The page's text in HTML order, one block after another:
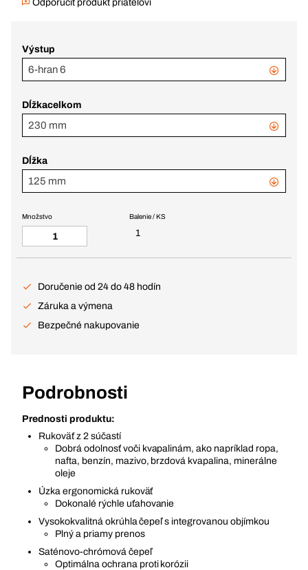
Odporučiť produkt priateľovi
Výstup
6-hran 6
Dĺžkacelkom
230 mm
Dĺžka
125 mm
Balenie / KS
1
Množstvo
Doručenie od 24 do 48 hodín
Záruka a výmena
Bezpečné nakupovanie
Podrobnosti
Prednosti produktu:
Rukoväť z 2 súčastí
Dobrá odolnosť voči kvapalinám, ako napríklad ropa,
nafta, benzín, mazivo, brzdová kvapalina, minerálne
oleje
Úzka ergonomická rukoväť
Dokonalé rýchle uťahovanie
Vysokokvalitná okrúhla čepeľ s integrovanou objímkou
Plný a priamy prenos
Saténovo-chrómová čepeľ
Optimálna ochrana proti korózii